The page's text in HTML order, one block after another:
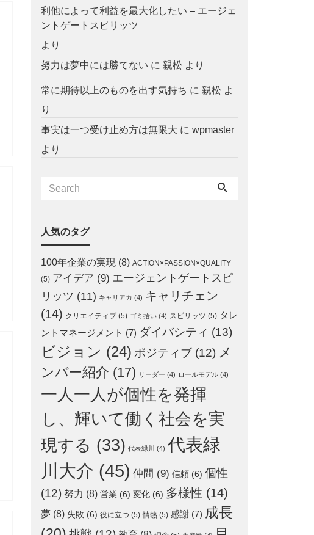
利他によって利益を最大化したい – エージェ
ントゲートスピリッツ
より
努力は夢中には勝てない に 親松より
常に期待以上のものを出す気持ち に 親松よ
り
事実は一つ受け止め方は無限大 に wpmaster
より
人気のタグ
100年企業の実現 (8) ACTION×PASSION×QUALITY
(5) アイデア (9) エージェントゲートスピ
リッツ (11) キャリアカ (4) キャリチェン
(14) クリエイティブ(5) ゴミ拾い(4) スピリッツ (5) タレ
ントマネージメント (7) ダイバシティ (13)
ビジョン (24) ポジティブ(12) メ
ンバー紹介 (17) リーダー (4) ロールモデル(4)
一人一人が個性を発揮
し、輝いて働く社会を実
現する (33) 代表緑川 (4) 代表緑
川大介 (45) 仲間 (9) 信頼 (6) 個性
(12) 努力 (8) 営業(6) 変化(6) 多様性 (14)
夢(8) 失敗 (6) 役に立つ (5) 情熱(5) 感謝(7) 成長